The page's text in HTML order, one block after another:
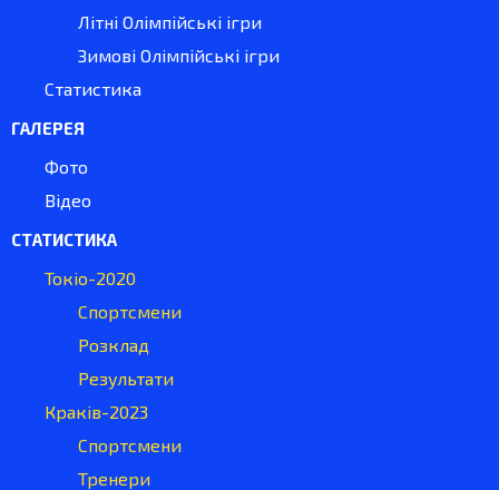
Літні Олімпійські ігри
Зимові Олімпійські ігри
Статистика
ГАЛЕРЕЯ
Фото
Відео
СТАТИСТИКА
Токіо-2020
Спортсмени
Розклад
Результати
Краків-2023
Спортсмени
Тренери